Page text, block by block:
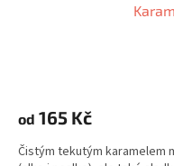
od 165 Kč
Čistým tekutým karamelem